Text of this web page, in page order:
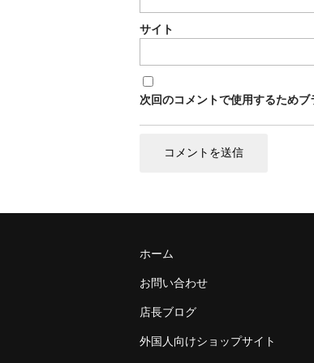
サイト
次回のコメントで使用するためブ
ホーム
お問い合わせ
店長ブログ
外国人向けショップサイト